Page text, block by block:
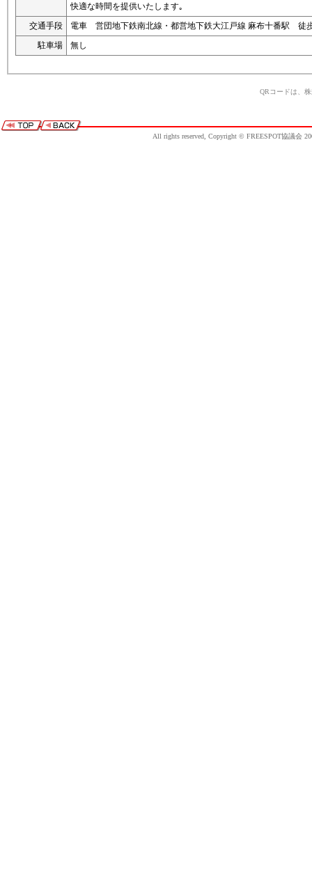
快適な時間を提供いたします｡
交通手段
電車 営団地下鉄南北線・都営地下鉄大江戸線 麻布十番駅 徒
駐車場
無し
QRコードは、
All rights reserved, Copyright © FREESPOT協議会